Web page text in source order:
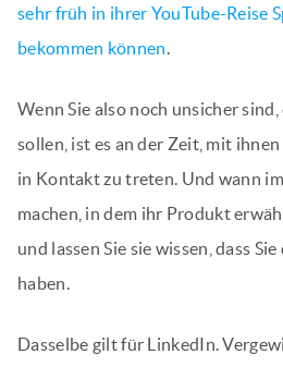
sehr früh in ihrer YouTube-Reise
bekommen können.
Wenn Sie also noch unsicher
sollen, ist es an der Zeit, mit
in Kontakt zu treten. Und wann
machen, in dem ihr Produkt
und lassen Sie sie wissen, dass
haben.
Dasselbe gilt für LinkedIn.